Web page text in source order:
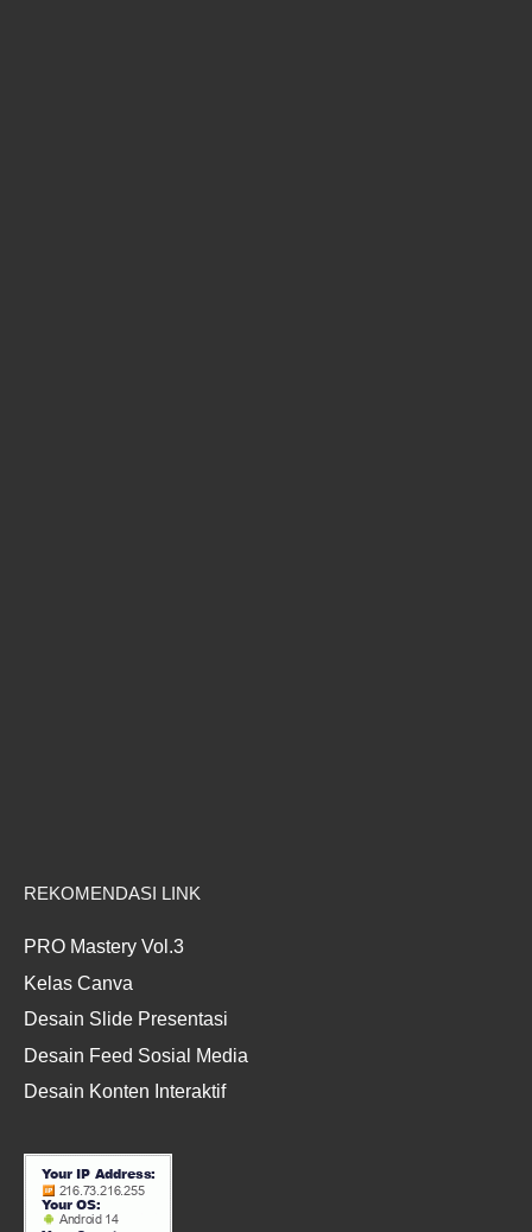
REKOMENDASI LINK
PRO Mastery Vol.3
Kelas Canva
Desain Slide Presentasi
Desain Feed Sosial Media
Desain Konten Interaktif